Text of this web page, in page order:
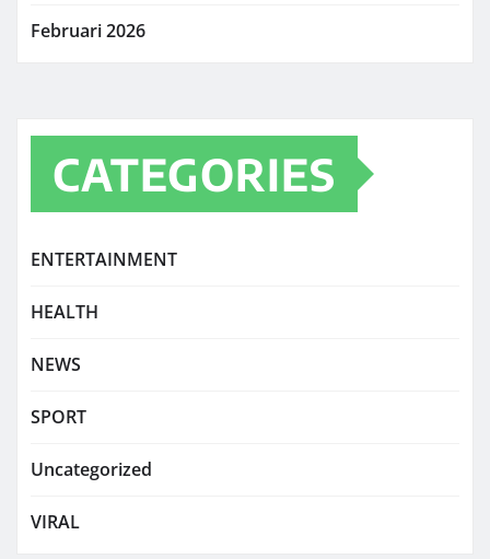
Februari 2026
CATEGORIES
ENTERTAINMENT
HEALTH
NEWS
SPORT
Uncategorized
VIRAL